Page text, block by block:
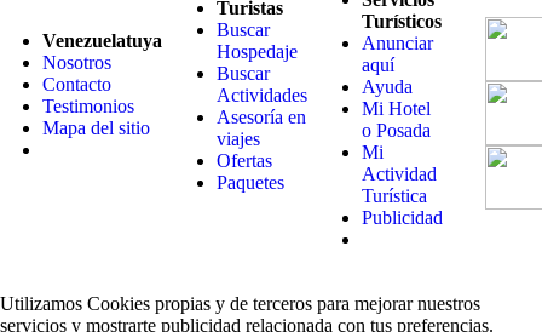
Venezuelatuya
Nosotros
Contacto
Testimonios
Mapa del sitio
Turistas
Buscar
Hospedaje
Buscar
Actividades
Asesoría en
viajes
Ofertas
Paquetes
Turísticos
Anunciar
aquí
Ayuda
Mi Hotel
o Posada
Mi
Actividad
Turística
Publicidad
Utilizamos Cookies propias y de terceros para mejorar nuestros
servicios y mostrarte publicidad relacionada con tus preferencias.